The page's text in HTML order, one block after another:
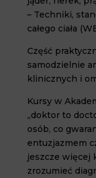
– Techniki,
całego ciała
Część
samodzielnie
klinicznych i
Kursy w
„doktor to
osób, co
entuzjazmem
jeszcze więcej
zrozumieć